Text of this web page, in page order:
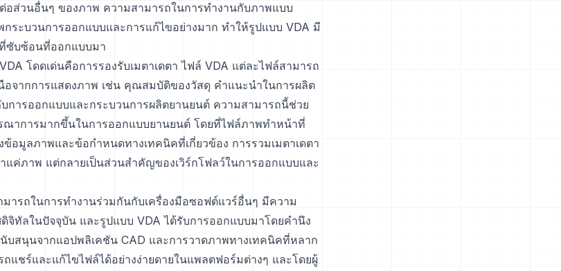
อส่วนอื่นๆ ของภาพ ความสามารถในการทำงานกับภาพแบบ
กระบวนการออกแบบและการแก้ไขอย่างมาก ทำให้รูปแบบ VDA มี
ซับซ้อนที่ออกแบบมา
โดดเด่นคือการรองรับเมตาเดตา ไฟล์ VDA แต่ละไฟล์สามารถ
จากการแสดงภาพ เช่น คุณสมบัติของวัสดุ คำแนะนำในการผลิต
การออกแบบและกระบวนการผลิตยานยนต์ ความสามารถนี้ช่วย
ณาการมากขึ้นในการออกแบบยานยนต์ โดยที่ไฟล์ภาพทำหน้าที่
อมูลภาพและข้อกำหนดทางเทคนิคที่เกี่ยวข้อง การรวมเมตาเดตา
แค่ภาพ แต่กลายเป็นส่วนสำคัญของเวิร์กโฟลว์ในการออกแบบและ
ารถในการทำงานร่วมกันกับเครื่องมือซอฟต์แวร์อื่นๆ มีความ
จิทัลในปัจจุบัน และรูปแบบ VDA ได้รับการออกแบบมาโดยคำนึง
บสนุนจากแอปพลิเคชัน CAD และการวาดภาพทางเทคนิคที่หลาก
แชร์และแก้ไขไฟล์ได้อย่างง่ายดายในแพลตฟอร์มต่างๆ และโดยผู้